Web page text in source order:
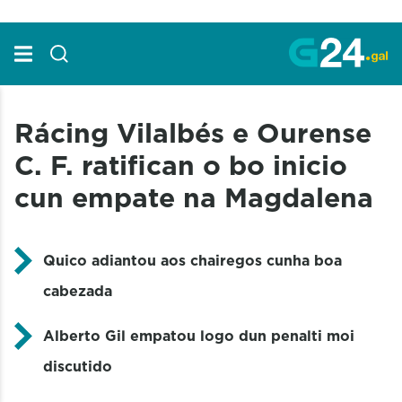
Rácing Vilalbés e Ourense
C. F. ratifican o bo inicio
cun empate na Magdalena
Quico adiantou aos chairegos cunha boa
cabezada
Alberto Gil empatou logo dun penalti moi
discutido